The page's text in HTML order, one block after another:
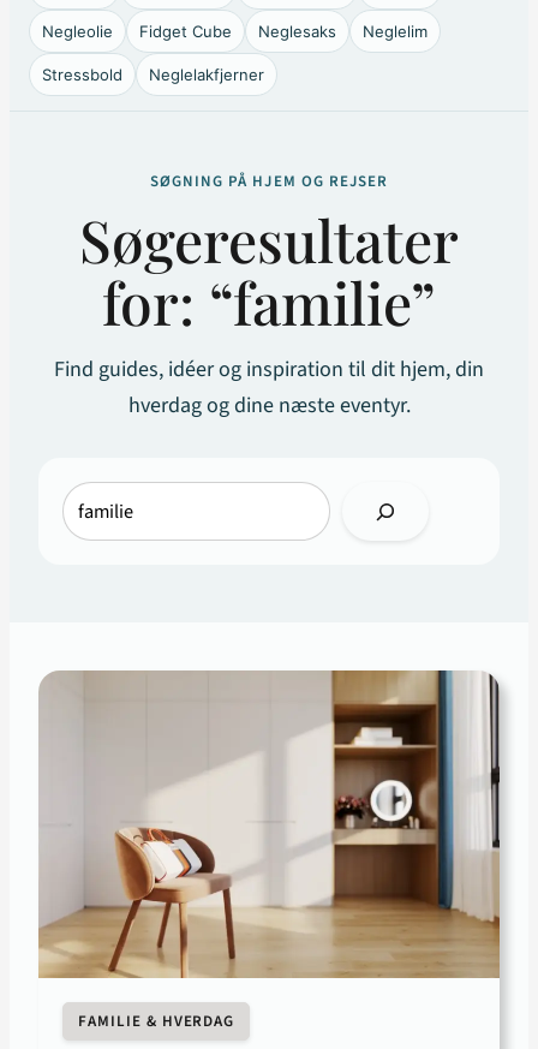
Negleolie Fidget Cube Neglesaks Neglelim
Stressbold Neglelakfjerner
SØGNING PÅ HJEM OG REJSER
Søgeresultater
for: “familie”
Find guides, idéer og inspiration til dit hjem, din
hverdag og dine næste eventyr.
Søg
FAMILIE & HVERDAG